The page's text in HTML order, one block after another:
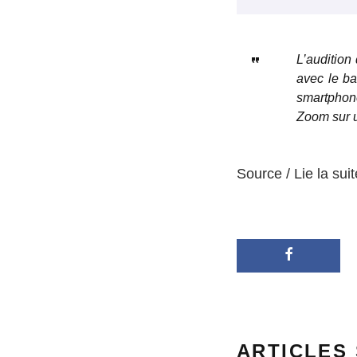
avec le
Zoom sur
Source / Lie la
ARTICLES